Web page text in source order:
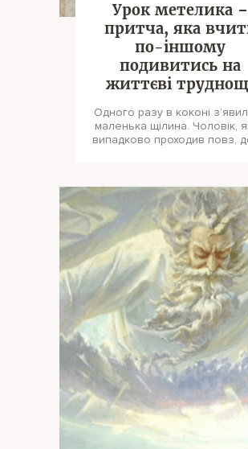
Урок метелика –
притча, яка
по-іншому
подивитись на
життєві
Одного разу в коконі
маленька щілина. Чоловік,
випадково проходив повз,